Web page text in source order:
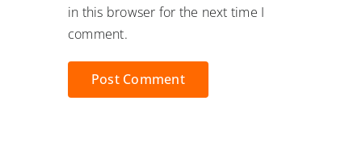
in this browser for the next time I
comment.